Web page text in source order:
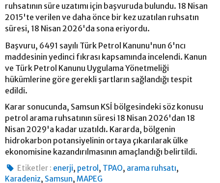
ruhsatının süre uzatımı için başvuruda bulundu. 18 Nisan
2015'te verilen ve daha önce bir kez uzatılan ruhsatın
süresi, 18 Nisan 2026'da sona eriyordu.
Başvuru, 6491 sayılı Türk Petrol Kanunu'nun 6'ncı
maddesinin yedinci fıkrası kapsamında incelendi. Kanun
ve Türk Petrol Kanunu Uygulama Yönetmeliği
hükümlerine göre gerekli şartların sağlandığı tespit
edildi.
Karar sonucunda, Samsun KSİ bölgesindeki söz konusu
petrol arama ruhsatının süresi 18 Nisan 2026'dan 18
Nisan 2029'a kadar uzatıldı. Kararda, bölgenin
hidrokarbon potansiyelinin ortaya çıkarılarak ülke
ekonomisine kazandırılmasının amaçlandığı belirtildi.
Etiketler : enerji, petrol , TPAO, arama ruhsatı,
Karadeniz, Samsun, MAPEG